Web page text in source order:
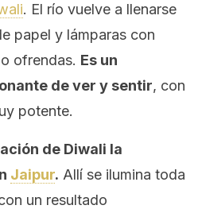
. El río vuelve a llenarse
papel y lámparas con
ofrendas. Es un
de ver y sentir, con
potente.
de Diwali la
Jaipur. Allí se ilumina toda
un resultado